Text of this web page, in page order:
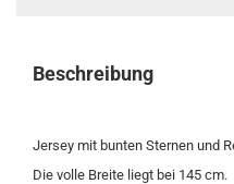
Beschreibung
Jersey mit bunten Sternen und
Die volle Breite liegt bei 145 cm.